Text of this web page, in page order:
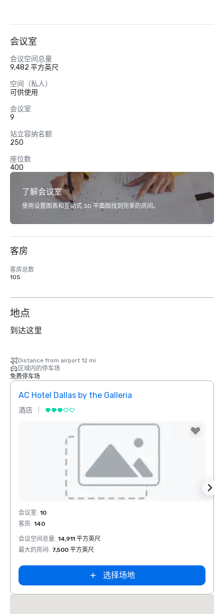
会议室
会议空间总量
9,482 平方英尺
空间（私人）
可供使用
会议室
9
站立容纳名额
250
座位数
400
了解会议室
使用设置图表和互动式 3D 平面图找到完美的房间。
客房
客房总数
105
地点
到达这里
Distance from airport 12 mi
区域内的停车场
免费停车场
AC Hotel Dallas by the Galleria
酒店
Removed from favorites
会议室: 10
客房: 140
会议空间总量: 14,911 平方英尺
最大的房间 : 7,500 平方英尺
选择场地